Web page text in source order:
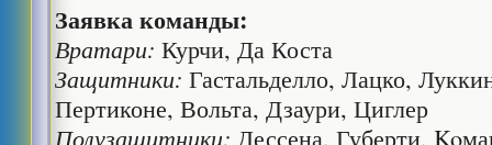
Заявка команды:
Вратари: Курчи, Да Коста
Защитники: Гастальделло, Лацко,
Пертиконе, Вольта, Дзаури, Циглер
Полузащитники: Дессена, Губерти,